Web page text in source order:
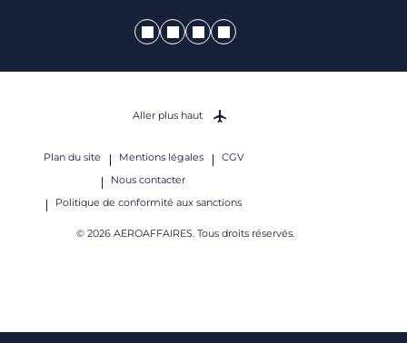
Plan du site Mentions légales
CGV
Nous contacter
Politique de conformité aux sanctions
© 2026 AEROAFFAIRES. Tous droits réservés.
Aller plus haut